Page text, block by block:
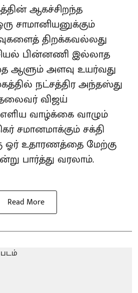
ஆகச்சிறந்த
சாமானியனுக்கும்
திறக்கவல்லது
பின்னணி இல்லாத
ஆளும் அளவு உயர்வது
நட்சத்திர அந்தஸ்து
விஜய்
வாழ்க்கை வாழும்
சமானமாக்கும் சக்தி
ஓர் உதாரணத்தை மேற்கு
பார்த்து வரலாம்.
Read More